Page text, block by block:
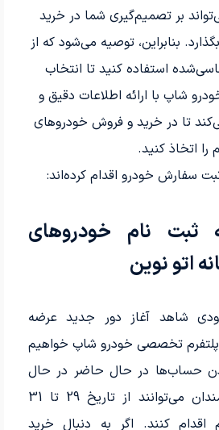
بر تصمیم‌گیری شما در خرید
بنابراین، توصیه می‌شود که از
استفاده کنید تا انتخاب
شاپ با ارائه اطلاعات دقیق و
تا در خرید و فروش خودروهای
را اتخاذ کنید.
سفارش خودرو اقدام کرده‌اند:
ثبت نام خودروهای
اتو نوین
1405: به زودی شاهد آغاز دور جدید عرضه
پلتفرم تخصصی خودرو شاپ خواهیم
حساب‌ها در حال حاضر در حال
انجام است و علاقه‌مندان می‌توانند از تاریخ 29 تا 31
اقدام کنند. اگر به دنبال خرید